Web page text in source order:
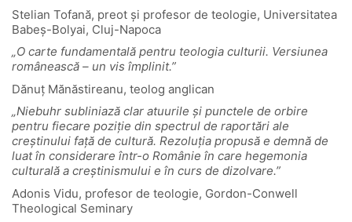
Stelian Tofană, preot și profesor de teologie, Universitatea
Babeș-Bolyai, Cluj-Napoca
„O carte fundamentală pentru teologia culturii. Versiunea
românească – un vis împlinit.”
Dănuț Mănăstireanu, teolog anglican
„Niebuhr subliniază clar atuurile și punctele de orbire
pentru fiecare poziție din spectrul de raportări ale
creștinului față de cultură. Rezoluția propusă e demnă de
luat în considerare într-o Românie în care hegemonia
culturală a creștinismului e în curs de dizolvare.”
Adonis Vidu, profesor de teologie, Gordon-Conwell
Theological Seminary